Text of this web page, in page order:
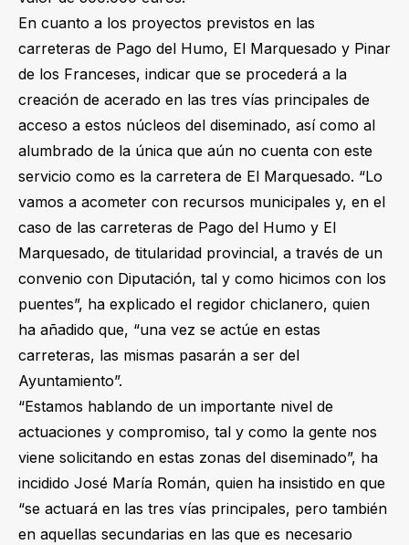
En cuanto a los proyectos previstos en las
carreteras de Pago del Humo, El Marquesado y Pinar
de los Franceses, indicar que se procederá a la
creación de acerado en las tres vías principales de
acceso a estos núcleos del diseminado, así como al
alumbrado de la única que aún no cuenta con este
servicio como es la carretera de El Marquesado. “Lo
vamos a acometer con recursos municipales y, en el
caso de las carreteras de Pago del Humo y El
Marquesado, de titularidad provincial, a través de un
convenio con Diputación, tal y como hicimos con los
puentes”, ha explicado el regidor chiclanero, quien
ha añadido que, “una vez se actúe en estas
carreteras, las mismas pasarán a ser del
Ayuntamiento”.
“Estamos hablando de un importante nivel de
actuaciones y compromiso, tal y como la gente nos
viene solicitando en estas zonas del diseminado”, ha
incidido José María Román, quien ha insistido en que
“se actuará en las tres vías principales, pero también
en aquellas secundarias en las que es necesario